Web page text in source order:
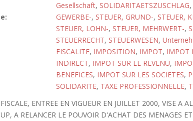
Gesellschaft, SOLIDARITAETSZUSCHLAG,
GEWERBE-, STEUER, GRUND-, STEUER,
STEUER, LOHN-, STEUER, MEHRWERT-,
STEUERRECHT, STEUERWESEN,
FISCALITE, IMPOSITION, IMPOT, IMPOT
INDIRECT, IMPOT SUR LE REVENU,
BENEFICES, IMPOT SUR LES SOCIETES,
SOLIDARITE, TAXE PROFESSIONNELLE,
ENTREE EN VIGUEUR EN JUILLET 2000, VISE A
A RELANCER LE POUVOIR D'ACHAT DES MENAGES